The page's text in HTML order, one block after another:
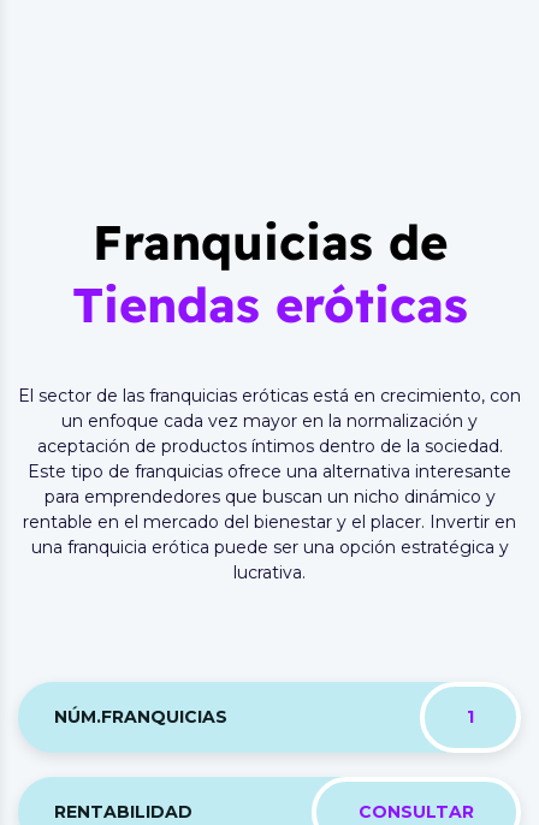
Franquicias de
Tiendas eróticas
El sector de las franquicias eróticas está en crecimiento, con
un enfoque cada vez mayor en la normalización y
aceptación de productos íntimos dentro de la sociedad.
Este tipo de franquicias ofrece una alternativa interesante
para emprendedores que buscan un nicho dinámico y
rentable en el mercado del bienestar y el placer. Invertir en
una franquicia erótica puede ser una opción estratégica y
lucrativa.
NÚM.FRANQUICIAS 1
RENTABILIDAD CONSULTAR